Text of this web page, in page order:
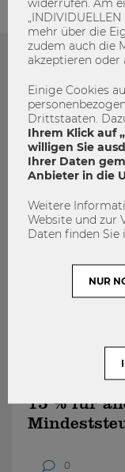
Das
15 % für
0
mehr über die
zudem auch die
akzeptieren oder
Einige Cookies
Drittstaaten.
Ihrem Klick auf
willigen Sie
Ihrer Daten
Anbieter in die
Weitere
Website und zur
Daten finden Sie
NUR